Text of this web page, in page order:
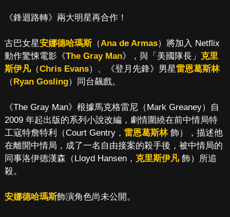
《鋒迴路轉》兩大明星再合作！
古巴女星安娜德哈瑪斯（Ana de Armas）將加入 Netflix
動作驚悚電影《The Gray Man》，與「美國隊長」 克里
斯伊凡（Chris Evans）、《登月先鋒》男星雷恩葛斯林
（Ryan Gosling）同台飆戲。
《The Gray Man》根據馬克格雷尼（Mark Greaney）自
2009 年起出版的系列小說改編，劇情圍繞在前中情局特
工寇特詹特利（Court Gentry， 雷恩葛斯林飾），描述他
在離開中情局，成了一名自由接案的殺手後，被中情局的
同事洛伊德漢森（Lloyd Hansen， 克里斯伊凡飾）所追
殺。
安娜德哈瑪斯飾演角色尚未公開。